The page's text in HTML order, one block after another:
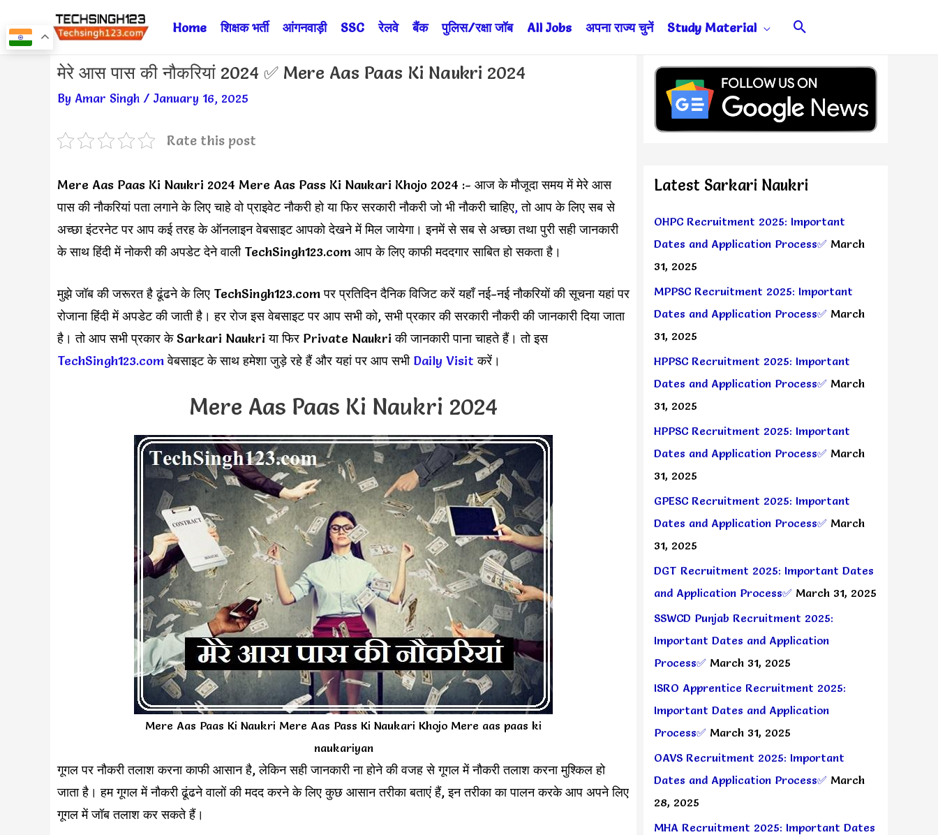
to
Home शिक्षक भर्ती आंगनवाड़ी SSC रेलवे बैंक पुलिस/रक्षा जॉब All Jobs अपना राज्य चुनें Study Material Search
मेरे आस पास की नौकरियां 2024 ✅ Mere Aas Paas Ki Naukri 2024
By Amar Singh / January 16, 2025
Rate this post
Mere Aas Paas Ki Naukri 2024 Mere Aas Pass Ki Naukari Khojo 2024 :- आज के मौजूदा समय में मेरे आस
पास की नौकरियां पता लगाने के लिए चाहे वो प्राइवेट नौकरी हो या फिर सरकारी नौकरी जो भी नौकरी चाहिए,तो आप के लिए सब से
अच्छा इंटरनेट पर आप कई तरह के ऑनलाइन वेबसाइट आपको देखने में मिल जायेगा। इनमें से सब से अच्छा तथा पुरी सही जानकारी
के साथ हिंदी में नोकरी की अपडेट देने वाली TechSingh123.com आप के लिए काफी मददगार साबित हो सकता है।
मुझे जॉब की जरूरत है ढूंढने के लिए TechSingh123.com पर प्रतिदिन दैनिक विजिट करें यहाँ नई-नई नौकरियों की सूचना यहां पर
रोजाना हिंदी में अपडेट की जाती है। हर रोज इस वेबसाइट पर आप सभी को, सभी प्रकार की सरकारी नौकरी की जानकारी दिया जाता
है। तो आप सभी प्रकार के Sarkari Naukri या फिर Private Naukri की जानकारी पाना चाहते हैं। तो इस
TechSingh123.comवेबसाइट के साथ हमेशा जुड़े रहे हैं और यहां पर आप सभी Daily Visit करें।
Mere Aas Paas Ki Naukri 2024
Mere Aas Paas Ki Naukri Mere Aas Pass Ki Naukari Khojo Mere aas paas ki
naukariyan
गूगल पर नौकरी तलाश करना काफी आसान है, लेकिन सही जानकारी ना होने की वजह से गूगल में नौकरी तलाश करना मुश्किल हो
जाता है। हम गूगल में नौकरी ढूंढने वालों की मदद करने के लिए कुछ आसान तरीका बताएं हैं, इन तरीका का पालन करके आप अपने लिए
गूगल में जॉब तलाश कर सकते हैं।
Post
Latest Sarkari Naukri
OHPC Recruitment 2025: Important
Dates and Application Process✅ March
31, 2025
MPPSC Recruitment 2025: Important
Dates and Application Process✅ March
31, 2025
HPPSC Recruitment 2025: Important
Dates and Application Process✅ March
31, 2025
HPPSC Recruitment 2025: Important
Dates and Application Process✅ March
31, 2025
GPESC Recruitment 2025: Important
Dates and Application Process✅ March
31, 2025
DGT Recruitment 2025: Important Dates
and Application Process✅ March 31, 2025
SSWCD Punjab Recruitment 2025:
Important Dates and Application
Process✅ March 31, 2025
ISRO Apprentice Recruitment 2025:
Important Dates and Application
Process✅ March 31, 2025
OAVS Recruitment 2025: Important
Dates and Application Process✅ March
28, 2025
MHA Recruitment 2025: Important Dates